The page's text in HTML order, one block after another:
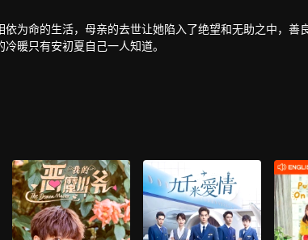
依为命的生活，母亲的去世让她陷入了绝望和无助之中，
暖只有安初夏自己一人知道。
婚妻的身份，安初夏进入了贵族学校就读，然而实际上，安
同学们过着丰衣足食的生活，丝毫没有年轻人应有的那种